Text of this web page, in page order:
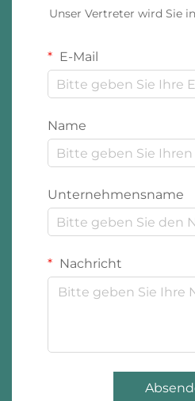
Unser Vertreter wird Sie
E-Mail
Name
Unternehmensname
Nachricht